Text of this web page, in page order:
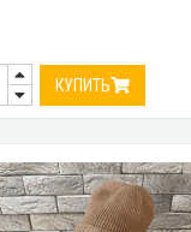
КУПИТЬ